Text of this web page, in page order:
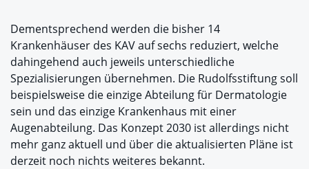
Dementsprechend werden die bisher 14
Krankenhäuser des KAV auf sechs reduziert, welche
dahingehend auch jeweils unterschiedliche
Spezialisierungen übernehmen. Die Rudolfsstiftung soll
beispielsweise die einzige Abteilung für Dermatologie
sein und das einzige Krankenhaus mit einer
Augenabteilung. Das Konzept 2030 ist allerdings nicht
mehr ganz aktuell und über die aktualisierten Pläne ist
derzeit noch nichts weiteres bekannt.